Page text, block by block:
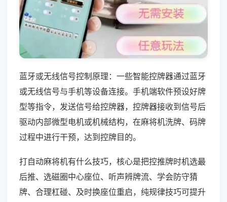
蓝牙或无线信号控制原理：一些智能控牌器通过蓝牙
或无线信号与手机等设备连接。手机端软件预设好牌
型等指令，发送信号给控牌器，控牌器接收到信号后
驱动内部微型电机或机械结构，在麻将机洗牌、码牌
过程中进行干预，达到控牌目的。
打自动麻将机有什么技巧，核心是把控推牌时机选最
后推、选磁圈中心座位、听声辨牌流、学会防守猜
牌、合理杠碰、及时换座位重启，纯规律技巧可提升